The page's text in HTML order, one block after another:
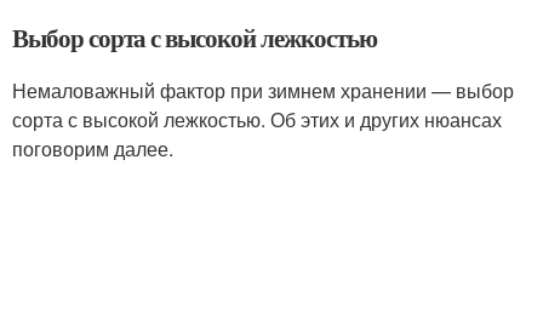
Выбор сорта с высокой лежкостью
Немаловажный фактор при зимнем хранении — выбор
сорта с высокой лежкостью. Об этих и других нюансах
поговорим далее.